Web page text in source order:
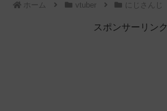
ホーム vtuber にじさんじ
スポンサーリンク